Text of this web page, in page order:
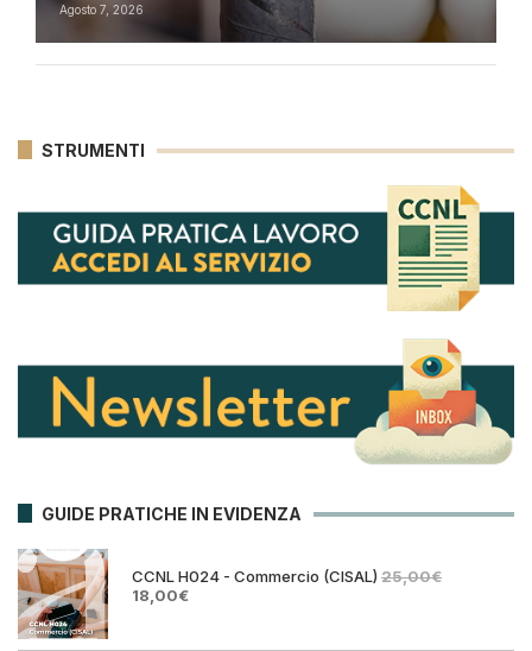
Agosto 7, 2026
STRUMENTI
GUIDE PRATICHE IN EVIDENZA
CCNL H024 - Commercio (CISAL) 25,00€
Il18,00€Il